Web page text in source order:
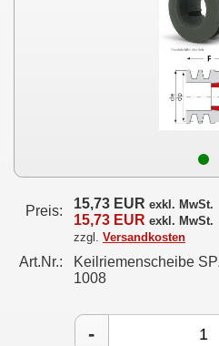
Preis: 15,73 EUR exkl. MwSt.
15,73 EUR exkl. MwSt.
zzgl. Versandkosten
Art.Nr.:
Keilriemenscheibe
1008
-